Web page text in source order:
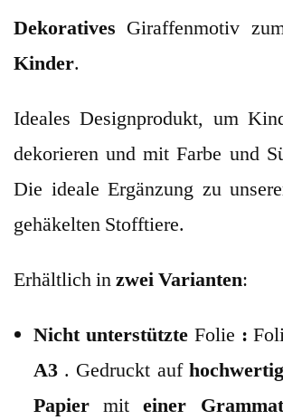
Dekoratives Giraffenmotiv
Kinder.
Ideales Designprodukt, um
dekorieren und mit Farbe und
Die ideale Ergänzung zu
gehäkelten Stofftiere.
Erhältlich inzwei Varianten:
Nicht unterstützte Folie :
A3 . Gedruckt auf
Papier mit einer